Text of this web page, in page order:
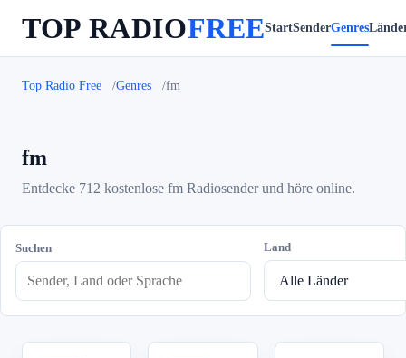
TOP RADIOFREEStartSenderGenres
Top Radio Free Genres fm
fm
Entdecke 712 kostenlose fm Radiosender und höre online.
Suchen Land